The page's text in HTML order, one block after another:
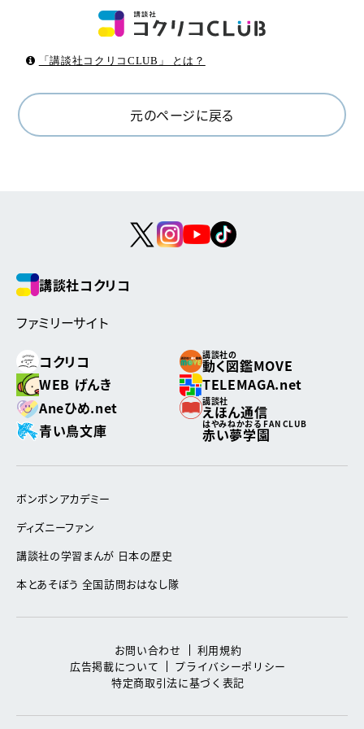
「講談社コクリコCLUB」 とは？
元のページに戻る
講談社コクリコ
ファミリーサイト
コクリコ
講談社の
動く図鑑MOVE
WEB げんき
TELEMAGA.net
Aneひめ.net
講談社
えほん通信
青い鳥文庫
はやみねかおる FAN CLUB
赤い夢学園
ボンボンアカデミー
ディズニーファン
講談社の学習まんが 日本の歴史
本とあそぼう 全国訪問おはなし隊
お問い合わせ
利用規約
広告掲載について
プライバシーポリシー
特定商取引法に基づく表記